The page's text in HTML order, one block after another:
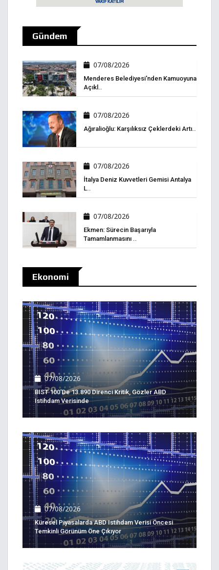
Gündem
07/08/2026
Menderes Belediyesi'nden Kamuoyuna
Açıkl..
07/08/2026
Ağıralioğlu: Karşılıksız Çeklerdeki Artı..
07/08/2026
İtalya Deniz Kuvvetleri Gemisi Antalya
L..
07/08/2026
Ekmen: Sürecin Başarıyla
Tamamlanmasını ..
Ekonomi
07/08/2026
BIST 100'de 13.890 Direnci Kritik, Gözler ABD
Istihdam Verisinde
07/08/2026
Küresel Piyasalarda ABD Istihdam Verisi Öncesi
Temkinli Görünüm Öne Çıkıyor